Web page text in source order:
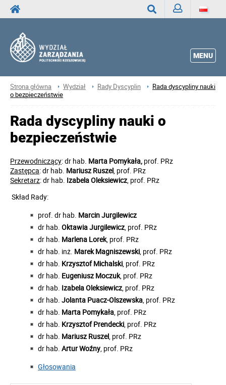
MENU
Strona główna Wydział Rady Dyscyplin
Rada dyscypliny nauki
o bezpieczeństwie
Rada dyscypliny nauki o
bezpieczeństwie
Przewodniczący: dr hab. Marta Pomykała, prof. PRz
Zastępca: dr hab. Mariusz Ruszel, prof. PRz
Sekretarz: dr hab. Izabela Oleksiewicz, prof. PRz
Skład Rady:
prof. dr hab. Marcin Jurgilewicz
dr hab. Oktawia Jurgilewicz, prof. PRz
dr hab. Marlena Lorek, prof. PRz
dr hab. inż. Marek Magniszewski, prof. PRz
dr hab. Krzysztof Michalski, prof. PRz
dr hab. Eugeniusz Moczuk, prof. PRz
dr hab. Izabela Oleksiewicz, prof. PRz
dr hab. Jolanta Puacz-Olszewska, prof. PRz
dr hab. Marta Pomykała, prof. PRz
dr hab. Krzysztof Prendecki, prof. PRz
dr hab. Mariusz Ruszel, prof. PRz
dr hab. Artur Woźny, prof. PRz
Głosowania